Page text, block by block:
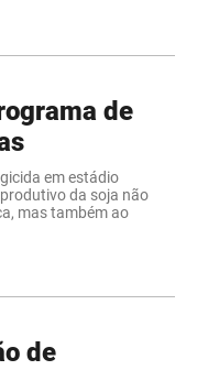
de
em estádio
da soja não
mas também ao
de